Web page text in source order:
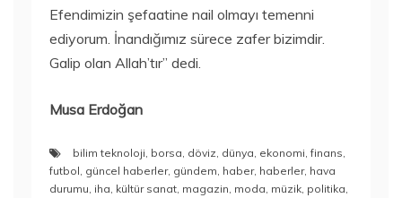
Efendimizin şefaatine nail olmayı temenni
ediyorum. İnandığımız sürece zafer bizimdir.
Galip olan Allah’tır” dedi.
Musa Erdoğan
bilim teknoloji, borsa, döviz, dünya, ekonomi,finans,
futbol, güncel haberler, gündem, haber, haberler, hava
durumu, iha, kültür sanat, magazin, moda, müzik, politika,